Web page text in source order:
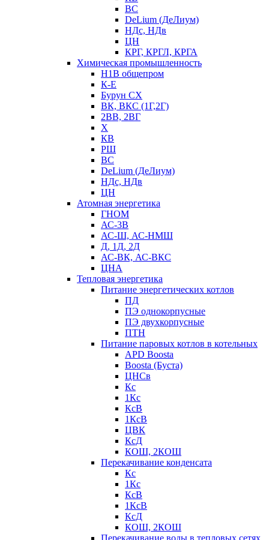
ВС
DeLium (ДеЛиум)
НДс, НДв
ЦН
КРГ, КРГЛ, КРГА
Химическая промышленность
Н1В общепром
К-Е
Бурун СХ
ВК, ВКС (1Г,2Г)
2ВВ, 2ВГ
Х
КВ
РШ
ВС
DeLium (ДеЛиум)
НДс, НДв
ЦН
Атомная энергетика
ГНОМ
АС-3В
АС-Ш, АС-НМШ
Д, 1Д, 2Д
АС-ВК, АС-ВКС
ЦНА
Тепловая энергетика
Питание энергетических котлов
ПД
ПЭ однокорпусные
ПЭ двухкорпусные
ПТН
Питание паровых котлов в котельных
APD Boosta
Boosta (Буста)
ЦНСв
Кс
1Кс
КсВ
1КсВ
ЦВК
КсД
КОШ, 2КОШ
Перекачивание конденсата
Кс
1Кс
КсВ
1КсВ
КсД
КОШ, 2КОШ
Перекачивание воды в тепловых сетях